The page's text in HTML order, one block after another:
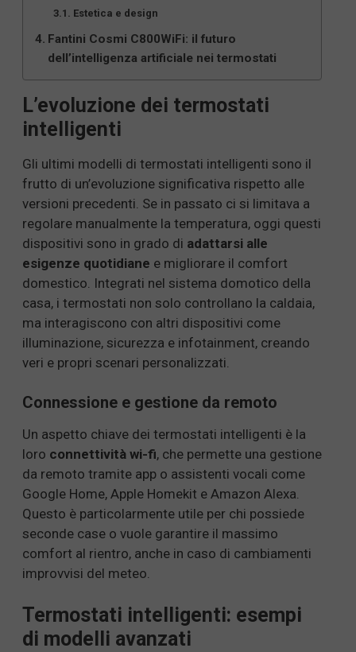
Estetica e design
Fantini Cosmi C800WiFi: il futuro
dell’intelligenza artificiale nei termostati
L’evoluzione dei termostati
intelligenti
Gli ultimi modelli di termostati intelligenti sono il
frutto di un’evoluzione significativa rispetto alle
versioni precedenti. Se in passato ci si limitava a
regolare manualmente la temperatura, oggi questi
dispositivi sono in grado di adattarsi alle
esigenze quotidiane e migliorare il comfort
domestico. Integrati nel sistema domotico della
casa, i termostati non solo controllano la caldaia,
ma interagiscono con altri dispositivi come
illuminazione, sicurezza e infotainment, creando
veri e propri scenari personalizzati.
Connessione e gestione da remoto
Un aspetto chiave dei termostati intelligenti è la
loro connettività wi-fi, che permette una gestione
da remoto tramite app o assistenti vocali come
Google Home, Apple Homekit e Amazon Alexa.
Questo è particolarmente utile per chi possiede
seconde case o vuole garantire il massimo
comfort al rientro, anche in caso di cambiamenti
improvvisi del meteo.
Termostati intelligenti: esempi
di modelli avanzati